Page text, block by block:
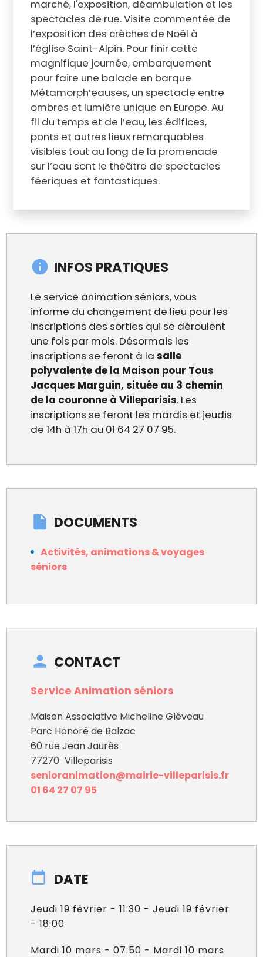
marché, l'exposition, déambulation et les
spectacles de rue. Visite commentée de
l’exposition des crèches de Noël à
l’église Saint-Alpin. Pour finir cette
magnifique journée, embarquement
pour faire une balade en barque
Métamorph’eauses, un spectacle entre
ombres et lumière unique en Europe. Au
fil du temps et de l’eau, les édifices,
ponts et autres lieux remarquables
visibles tout au long de la promenade
sur l’eau sont le théâtre de spectacles
féeriques et fantastiques.
INFOS PRATIQUES
Le service animation séniors, vous
informe du changement de lieu pour les
inscriptions des sorties qui se déroulent
une fois par mois. Désormais les
inscriptions se feront à lasalle
polyvalente de la Maison pour Tous
Jacques Marguin, située au 3 chemin
de la couronne à Villeparisis. Les
inscriptions se feront les mardis et jeudis
de 14h à 17h au 01 64 27 07 95.
DOCUMENTS
Activités, animations & voyages
séniors
CONTACT
Service Animation séniors
Maison Associative Micheline Gléveau
Parc Honoré de Balzac
60 rue Jean Jaurès
77270 Villeparisis
senioranimation@mairie-villeparisis.fr
01 64 27 07 95
DATE
Jeudi 19 février - 11:30 - Jeudi 19 février
- 18:00
Mardi 10 mars - 07:50 - Mardi 10 mars